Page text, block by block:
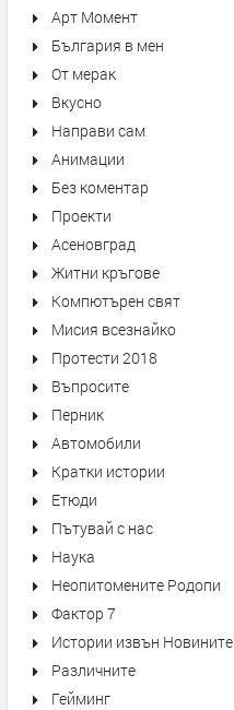
Арт Момент
България в мен
От мерак
Вкусно
Направи сам
Анимации
Без коментар
Проекти
Асеновград
Житни кръгове
Компютърен свят
Мисия всезнайко
Протести 2018
Въпросите
Перник
Автомобили
Кратки истории
Етюди
Пътувай с нас
Наука
Неопитомените Родопи
Фактор 7
Истории извън Новините
Различните
Гейминг